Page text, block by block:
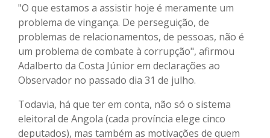
"O que estamos a assistir hoje é meramente um
problema de vingança. De perseguição, de
problemas de relacionamentos, de pessoas, não é
um problema de combate à corrupção", afirmou
Adalberto da Costa Júnior em declarações ao
Observador no passado dia 31 de julho.
Todavia, há que ter em conta, não só o sistema
eleitoral de Angola (cada província elege cinco
deputados), mas também as motivações de quem